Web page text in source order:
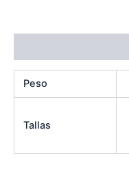
Peso
Tallas